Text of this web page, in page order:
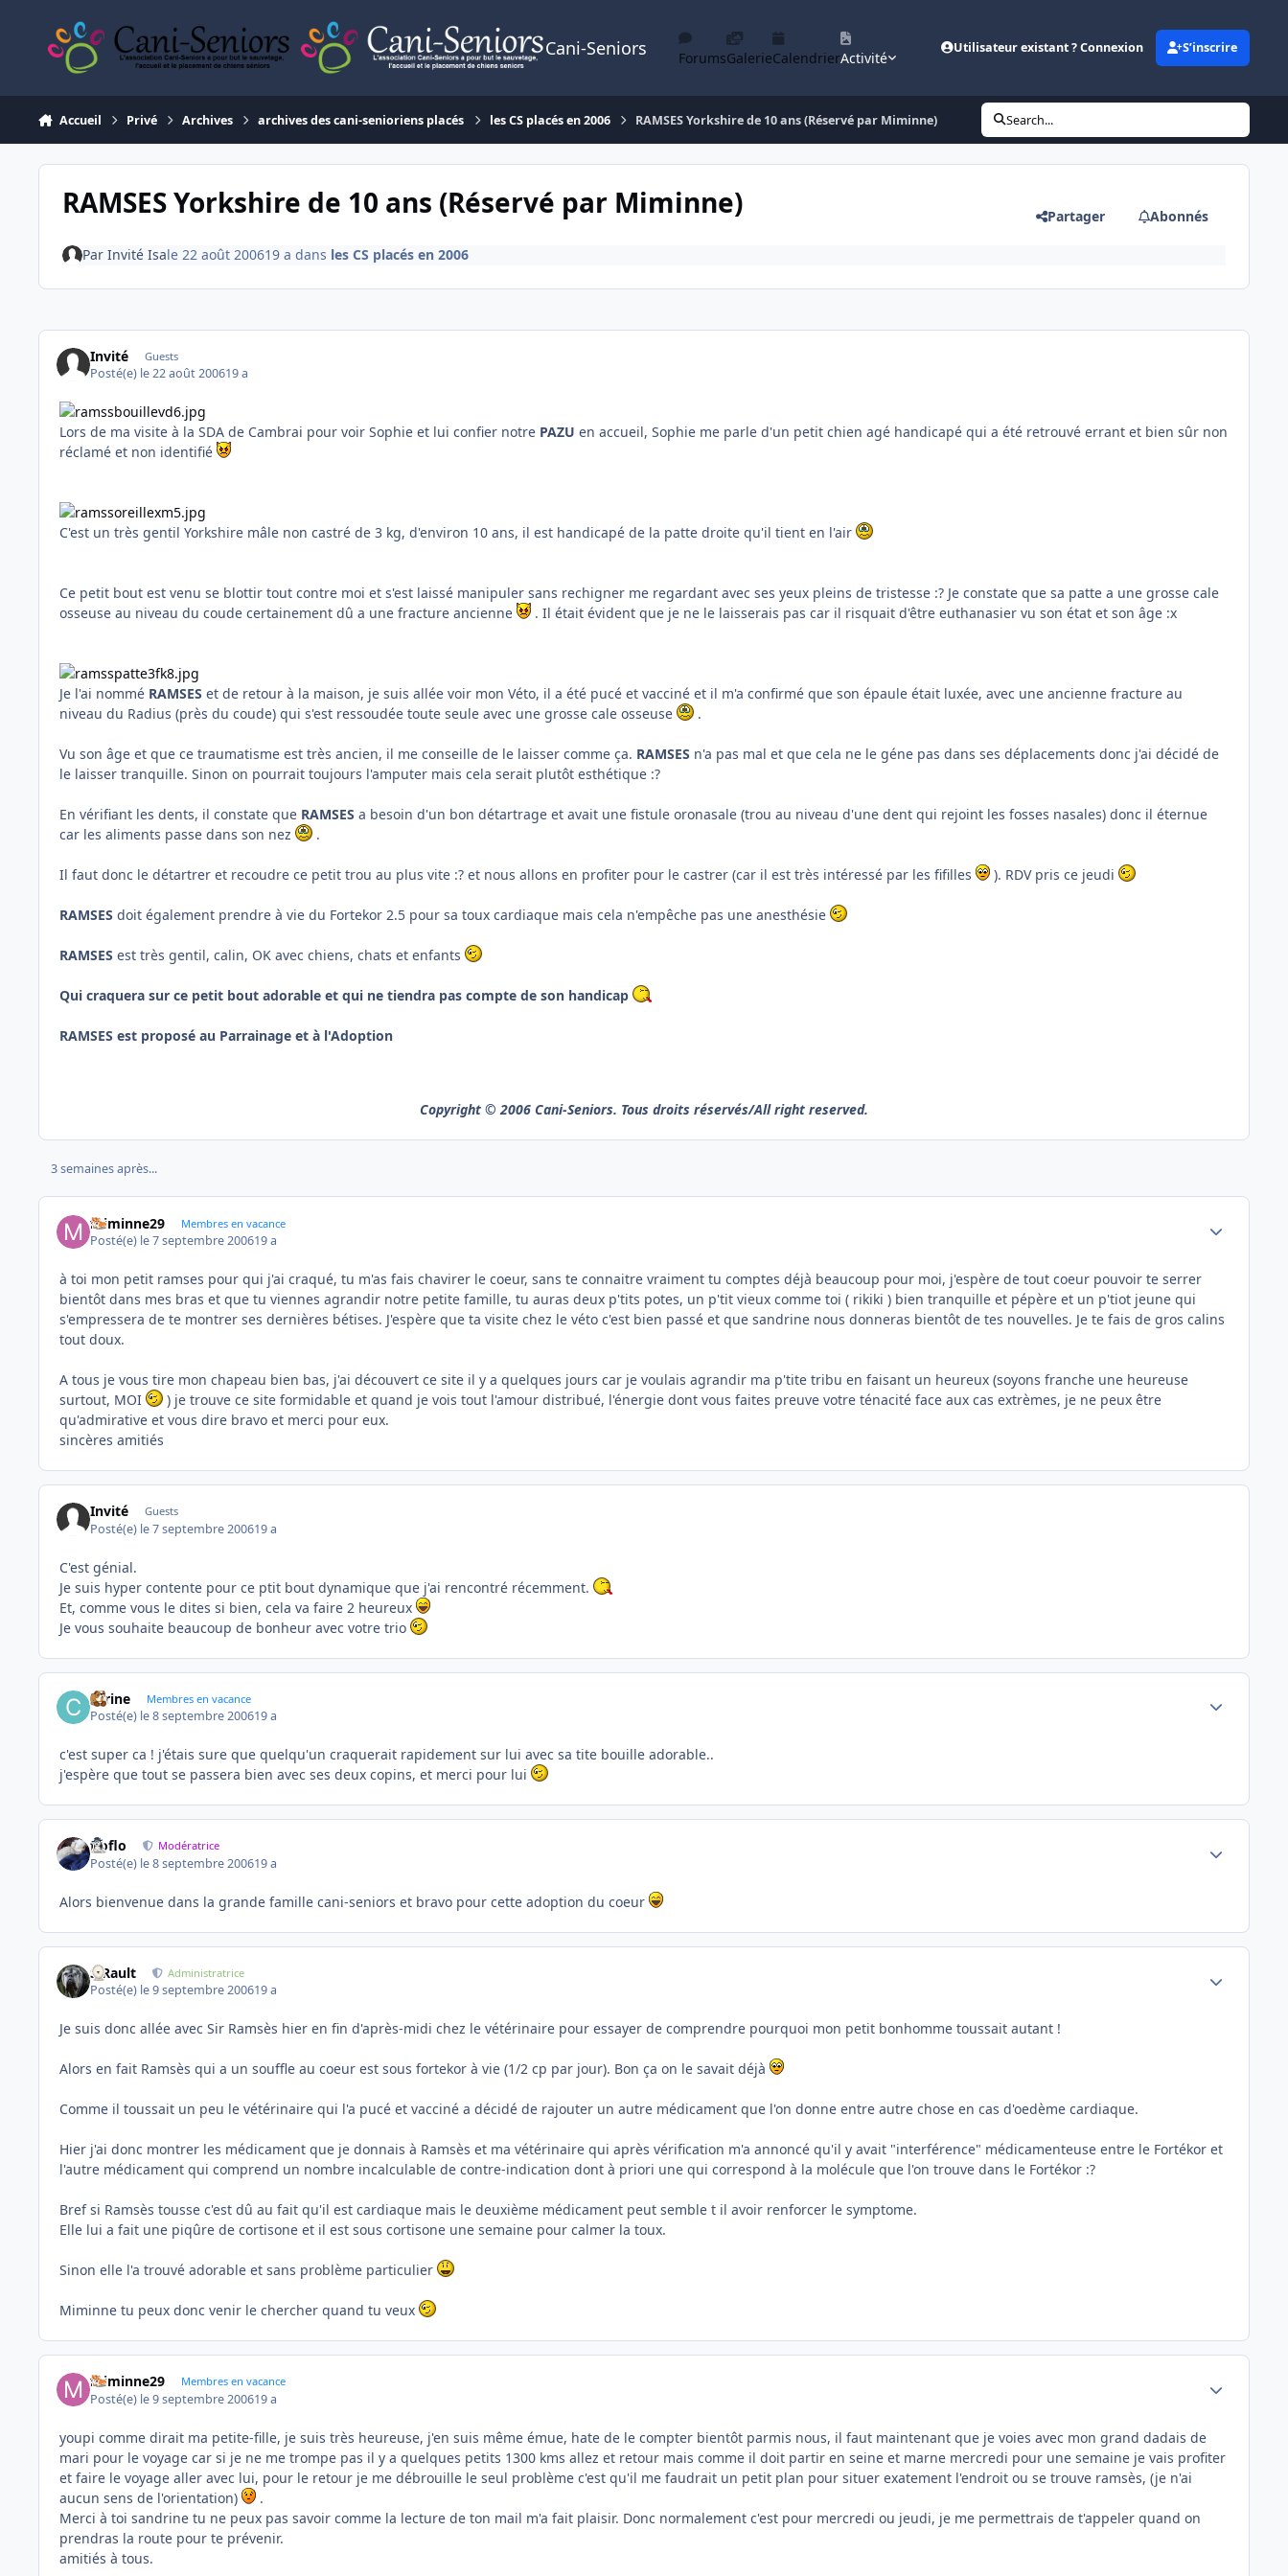
Cani-Seniors ForumsGalerieCalendrierActivité
Utilisateur existant ? Connexion S’inscrire
Accueil Privé Archives archives des cani-senioriens placés les CS placés en 2006 RAMSES Yorkshire de 10 ans (Réservé par Miminne) Search...
RAMSES Yorkshire de 10 ans (Réservé par Miminne) Partager Abonnés
Par Invité Isale 22 août 200619 a dans les CS placés en 2006
Invité Guests
Posté(e) le 22 août 200619 a
Lors de ma visite à la SDA de Cambrai pour voir Sophie et lui confier notre PAZU en accueil, Sophie me parle d'un petit chien agé handicapé qui a été retrouvé errant et bien sûr non
réclamé et non identifié
C'est un très gentil Yorkshire mâle non castré de 3 kg, d'environ 10 ans, il est handicapé de la patte droite qu'il tient en l'air
Ce petit bout est venu se blottir tout contre moi et s'est laissé manipuler sans rechigner me regardant avec ses yeux pleins de tristesse :? Je constate que sa patte a une grosse cale
osseuse au niveau du coude certainement dû a une fracture ancienne
. Il était évident que je ne le laisserais pas car il risquait d'être euthanasier vu son état et son âge :x
Je l'ai nommé RAMSES et de retour à la maison, je suis allée voir mon Véto, il a été pucé et vacciné et il m'a confirmé que son épaule était luxée, avec une ancienne fracture au
niveau du Radius (près du coude) qui s'est ressoudée toute seule avec une grosse cale osseuse
.
Vu son âge et que ce traumatisme est très ancien, il me conseille de le laisser comme ça. RAMSES n'a pas mal et que cela ne le géne pas dans ses déplacements donc j'ai décidé de
le laisser tranquille. Sinon on pourrait toujours l'amputer mais cela serait plutôt esthétique :?
En vérifiant les dents, il constate que RAMSES a besoin d'un bon détartrage et avait une fistule oronasale (trou au niveau d'une dent qui rejoint les fosses nasales) donc il éternue
car les aliments passe dans son nez
.
Il faut donc le détartrer et recoudre ce petit trou au plus vite :? et nous allons en profiter pour le castrer (car il est très intéressé par les fifilles ). RDV pris ce jeudi
RAMSES doit également prendre à vie du Fortekor 2.5 pour sa toux cardiaque mais cela n'empêche pas une anesthésie
RAMSES est très gentil, calin, OK avec chiens, chats et enfants
Qui craquera sur ce petit bout adorable et qui ne tiendra pas compte de son handicap
RAMSES est proposé au Parrainage et à l'Adoption
Copyright © 2006 Cani-Seniors. Tous droits réservés/All right reserved.
3 semaines après...
miminne29 Membres en vacance
Posté(e) le 7 septembre 200619 a
à toi mon petit ramses pour qui j'ai craqué, tu m'as fais chavirer le coeur, sans te connaitre vraiment tu comptes déjà beaucoup pour moi, j'espère de tout coeur pouvoir te serrer
bientôt dans mes bras et que tu viennes agrandir notre petite famille, tu auras deux p'tits potes, un p'tit vieux comme toi ( rikiki ) bien tranquille et pépère et un p'tiot jeune qui
s'empressera de te montrer ses dernières bétises. J'espère que ta visite chez le véto c'est bien passé et que sandrine nous donneras bientôt de tes nouvelles. Je te fais de gros calins
tout doux.
A tous je vous tire mon chapeau bien bas, j'ai découvert ce site il y a quelques jours car je voulais agrandir ma p'tite tribu en faisant un heureux (soyons franche une heureuse
surtout, MOI
) je trouve ce site formidable et quand je vois tout l'amour distribué, l'énergie dont vous faites preuve votre ténacité face aux cas extrèmes, je ne peux être
qu'admirative et vous dire bravo et merci pour eux.
sincères amitiés
Invité Guests
Posté(e) le 7 septembre 200619 a
C'est génial.
Je suis hyper contente pour ce ptit bout dynamique que j'ai rencontré récemment.
Et, comme vous le dites si bien, cela va faire 2 heureux
Je vous souhaite beaucoup de bonheur avec votre trio
carine Membres en vacance
Posté(e) le 8 septembre 200619 a
c'est super ca ! j'étais sure que quelqu'un craquerait rapidement sur lui avec sa tite bouille adorable..
j'espère que tout se passera bien avec ses deux copins, et merci pour lui
floflo Modératrice
Posté(e) le 8 septembre 200619 a
Alors bienvenue dans la grande famille cani-seniors et bravo pour cette adoption du coeur
S.Rault Administratrice
Posté(e) le 9 septembre 200619 a
Je suis donc allée avec Sir Ramsès hier en fin d'après-midi chez le vétérinaire pour essayer de comprendre pourquoi mon petit bonhomme toussait autant !
Alors en fait Ramsès qui a un souffle au coeur est sous fortekor à vie (1/2 cp par jour). Bon ça on le savait déjà
Comme il toussait un peu le vétérinaire qui l'a pucé et vacciné a décidé de rajouter un autre médicament que l'on donne entre autre chose en cas d'oedème cardiaque.
Hier j'ai donc montrer les médicament que je donnais à Ramsès et ma vétérinaire qui après vérification m'a annoncé qu'il y avait "interférence" médicamenteuse entre le Fortékor et
l'autre médicament qui comprend un nombre incalculable de contre-indication dont à priori une qui correspond à la molécule que l'on trouve dans le Fortékor :?
Bref si Ramsès tousse c'est dû au fait qu'il est cardiaque mais le deuxième médicament peut semble t il avoir renforcer le symptome.
Elle lui a fait une piqûre de cortisone et il est sous cortisone une semaine pour calmer la toux.
Sinon elle l'a trouvé adorable et sans problème particulier
Miminne tu peux donc venir le chercher quand tu veux
miminne29 Membres en vacance
Posté(e) le 9 septembre 200619 a
youpi comme dirait ma petite-fille, je suis très heureuse, j'en suis même émue, hate de le compter bientôt parmis nous, il faut maintenant que je voies avec mon grand dadais de
mari pour le voyage car si je ne me trompe pas il y a quelques petits 1300 kms allez et retour mais comme il doit partir en seine et marne mercredi pour une semaine je vais profiter
et faire le voyage aller avec lui, pour le retour je me débrouille le seul problème c'est qu'il me faudrait un petit plan pour situer exatement l'endroit ou se trouve ramsès, (je n'ai
aucun sens de l'orientation)
.
Merci à toi sandrine tu ne peux pas savoir comme la lecture de ton mail m'a fait plaisir. Donc normalement c'est pour mercredi ou jeudi, je me permettrais de t'appeler quand on
prendras la route pour te prévenir.
amitiés à tous.